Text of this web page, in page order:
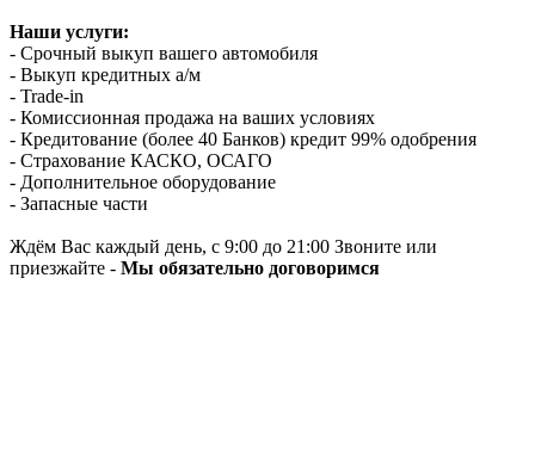
Наши услуги:
- Срочный выкуп вашего автомобиля
- Выкуп кредитных а/м
- Trade-in
- Комиссионная продажа на ваших условиях
- Кредитование (более 40 Банков) кредит 99% одобрения
- Страхование КАСКО, ОСАГО
- Дополнительное оборудование
- Запасные части
Ждём Вас каждый день, с 9:00 до 21:00 Звоните или
приезжайте - Мы обязательно договоримся